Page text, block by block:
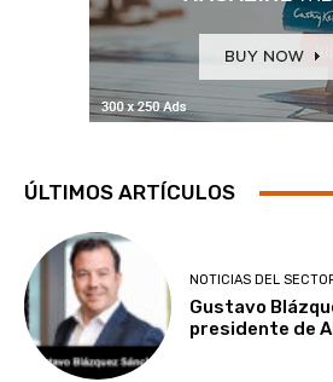
ÚLTIMOS ARTÍCULOS
NOTICIAS DEL
Gustavo
presidente de